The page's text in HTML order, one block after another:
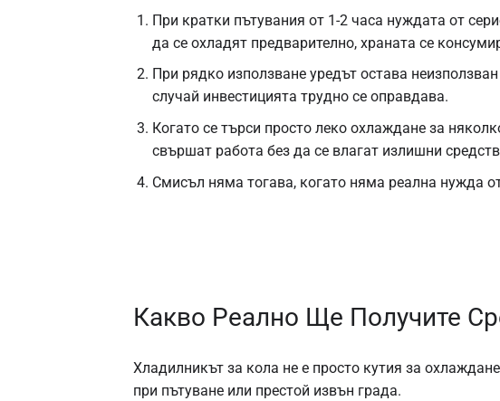
При кратки пътувания от 1-2 часа нуждата от
да се охладят предварително, храната се
При рядко използване уредът остава
случай инвестицията трудно се оправдава.
Когато се търси просто леко охлаждане за
свършат работа без да се влагат излишни
Смисъл няма тогава, когато няма реална нужда
Какво Реално Ще Получите
Хладилникът за кола не е просто кутия за
при пътуване или престой извън града.